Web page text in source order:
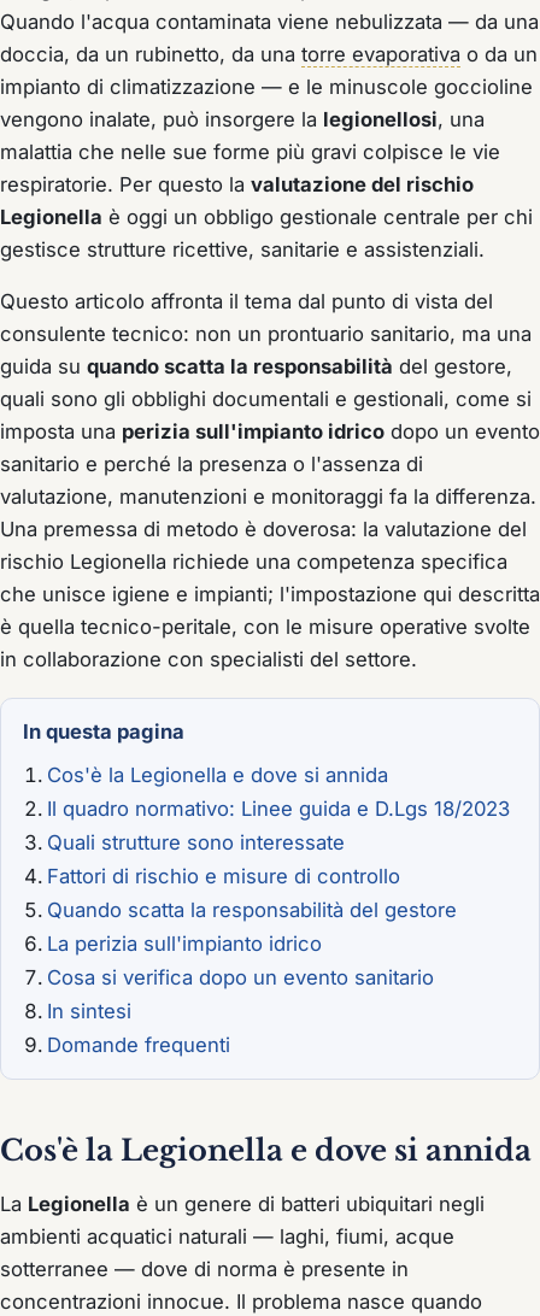
Quando l'acqua contaminata viene nebulizzata — da una
doccia, da un rubinetto, da una torre evaporativa o da un
impianto di climatizzazione — e le minuscole goccioline
vengono inalate, può insorgere la legionellosi, una
malattia che nelle sue forme più gravi colpisce le vie
respiratorie. Per questo la valutazione del rischio
Legionella è oggi un obbligo gestionale centrale per chi
gestisce strutture ricettive, sanitarie e assistenziali.
Questo articolo affronta il tema dal punto di vista del
consulente tecnico: non un prontuario sanitario, ma una
guida su quando scatta la responsabilità del gestore,
quali sono gli obblighi documentali e gestionali, come si
imposta una perizia sull'impianto idrico dopo un evento
sanitario e perché la presenza o l'assenza di
valutazione, manutenzioni e monitoraggi fa la differenza.
Una premessa di metodo è doverosa: la valutazione del
rischio Legionella richiede una competenza specifica
che unisce igiene e impianti; l'impostazione qui descritta
è quella tecnico-peritale, con le misure operative svolte
in collaborazione con specialisti del settore.
In questa pagina
Cos'è la Legionella e dove si annida
Il quadro normativo: Linee guida e D.Lgs 18/2023
Quali strutture sono interessate
Fattori di rischio e misure di controllo
Quando scatta la responsabilità del gestore
La perizia sull'impianto idrico
Cosa si verifica dopo un evento sanitario
In sintesi
Domande frequenti
Cos'è la Legionella e dove si annida
La Legionella è un genere di batteri ubiquitari negli
ambienti acquatici naturali — laghi, fiumi, acque
sotterranee — dove di norma è presente in
concentrazioni innocue. Il problema nasce quando